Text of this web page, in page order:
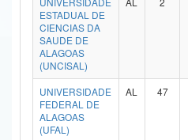
Advocacia-Geral da União
Banco Central do Brasil
Planalto
ESTADUAL DE
CIENCIAS DA
SAUDE DE
ALAGOAS
(UNCISAL)
UNIVERSIDADE
FEDERAL DE
ALAGOAS
(UFAL)
AL 47